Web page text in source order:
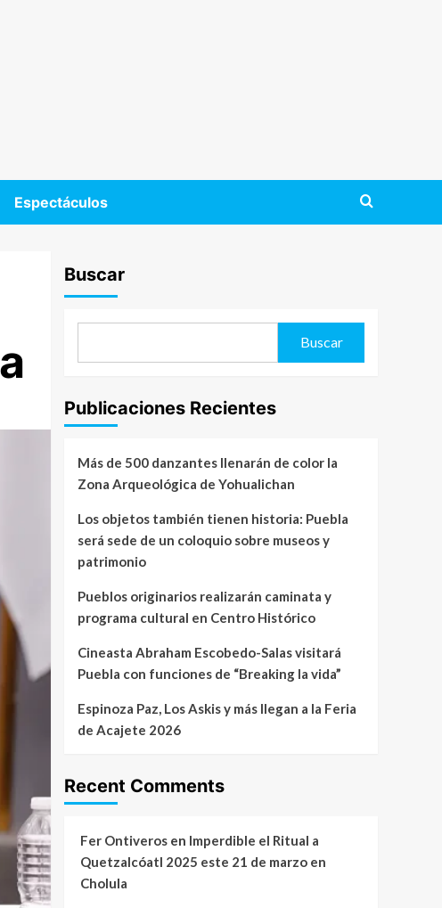
Espectáculos
Buscar
Buscar
Publicaciones Recientes
Más de 500 danzantes llenarán de color la
Zona Arqueológica de Yohualichan
Los objetos también tienen historia: Puebla
será sede de un coloquio sobre museos y
patrimonio
Pueblos originarios realizarán caminata y
programa cultural en Centro Histórico
Cineasta Abraham Escobedo-Salas visitará
Puebla con funciones de “Breaking la vida”
Espinoza Paz, Los Askis y más llegan a la Feria
de Acajete 2026
Recent Comments
Fer Ontiverosen Imperdible el Ritual a
Quetzalcóatl 2025 este 21 de marzo en
Cholula